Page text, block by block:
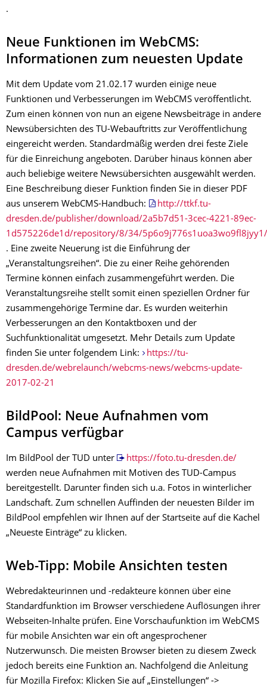
.
Neue Funktionen im WebCMS:
Informationen zum neuesten Update
Mit dem Update vom 21.02.17 wurden einige neue
Funktionen und Verbesserungen im WebCMS veröffentlicht.
Zum einen können von nun an eigene Newsbeiträge in andere
Newsübersichten des TU-Webauftritts zur Veröffentlichung
eingereicht werden. Standardmäßig werden drei feste Ziele
für die Einreichung angeboten. Darüber hinaus können aber
auch beliebige weitere Newsübersichten ausgewählt werden.
Eine Beschreibung dieser Funktion finden Sie in dieser PDF
aus unserem WebCMS-Handbuch:
http://ttkf.tu-
dresden.de/publisher/download/2a5b7d51-3cec-4221-89ec-
1d575226de1d/repository/8/34/
. Eine zweite Neuerung ist die Einführung der
„Veranstaltungsreihen“. Die zu einer Reihe gehörenden
Termine können einfach zusammengeführt werden. Die
Veranstaltungsreihe stellt somit einen speziellen Ordner für
zusammengehörige Termine dar. Es wurden weiterhin
Verbesserungen an den Kontaktboxen und der
Suchfunktionalität umgesetzt. Mehr Details zum Update
finden Sie unter folgendem Link:
https://tu-
dresden.de/webrelaunch/webcms-news/webcms-update-
2017-02-21
BildPool: Neue Aufnahmen vom
Campus verfügbar
Im BildPool der TUD unter
https://foto.tu-dresden.de/
werden neue Aufnahmen mit Motiven des TUD-Campus
bereitgestellt. Darunter finden sich u.a. Fotos in winterlicher
Landschaft. Zum schnellen Auffinden der neuesten Bilder im
BildPool empfehlen wir Ihnen auf der Startseite auf die Kachel
„Neueste Einträge“ zu klicken.
Web-Tipp: Mobile Ansichten testen
Webredakteurinnen und -redakteure können über eine
Standardfunktion im Browser verschiedene Auflösungen ihrer
Webseiten-Inhalte prüfen. Eine Vorschaufunktion im WebCMS
für mobile Ansichten war ein oft angesprochener
Nutzerwunsch. Die meisten Browser bieten zu diesem Zweck
jedoch bereits eine Funktion an. Nachfolgend die Anleitung
für Mozilla Firefox: Klicken Sie auf „Einstellungen“ ->